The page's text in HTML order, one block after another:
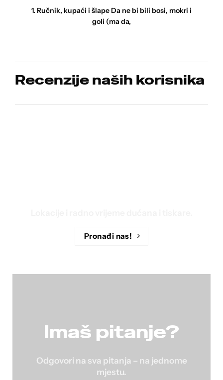
1. Ručnik, kupaći i šlape Da ne bi bili bosi, mokri i
goli (ma da,
Recenzije naših korisnika
Pronađi nas!
Imaš pitanje?
Odgovori na sva pitanja – na jednome
mjestu.